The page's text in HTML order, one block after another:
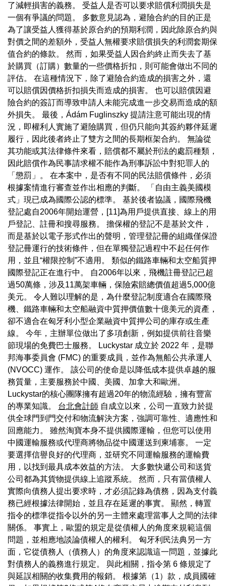
了減輕損害的義務。 受益人是否可以要求賠償利潤損失是
一個有爭議的問題。 多數意見認為，避險合約的目的正是
為了讓受益人獲得基於原合約的預期利潤，因此除原合約與
對價之間的差額外，受益人無權要求賠償損失的利潤套期保
值合約的條款。 然而，如果受益人因合約終止而失去了基
於購買（訂購）數量的一些價格折扣，則可能會做出不同的
評估。 在這種情況下，除了避險合約造成的損害之外，還
可以賠償因價格折扣損失而造成的損害。 也可以賠償因避
險合約的簽訂而導致申請人未能完成進一步交易而造成的額
外損失。 最後，Ádám Fuglinszky 提請注意可能出現的情
況，即權利人實施了避險購買，但仍只能向其簽約夥伴延遲
履行，因此後者終止了雙方之間的長期框架合約。 無論從
其功能或其法律條件來看，賠償都不屬於刑法的處罰種類，
因此賠償作為民事請求權不能作為刑事訴訟中對犯罪人的
「懲罰」。 在本案中，是否有不同的民法賠償條件，必須
根據案情進行審查並作出相應的判斷。 「自由主義美國模
式」現已成為國際公認的標準。 基於後者協議，國際飛機
登記處自2006年開始運營，[11]為用戶提供直接、線上的用
戶登記、註冊和搜尋服務。 擔保權的登記不是基於文件，
而是基於以電子形式作出的聲明，管理登記冊的組織僅保證
登記冊運行的技術條件，但在單獨登記過程中不起任何作
用，並且“權限控制”不適用。 類似的鐵路車輛和太空船質押
國際登記正在進行中。 自2006年以來，飛機註冊登記已超
過50萬條，涉及11萬架車輛，保險索賠總價值超過5,000億
美元。 令人難以理解的是，為什麼登記制度適合在國際飛
機、鐵路車輛和太空船融資中質押價值數十億美元的資產，
卻不適合在匈牙利小型企業融資中質押公司的庫存或生產
線。 今年，主辦單位做出了多項創新，例如提供前往音樂
節現場的免費巴士服務。 Luckystar 成立於 2022 年，是聯
邦海事委員會 (FMC) 的重要成員，並作為無船公共承運人
(NVOCC) 運作。 該公司的使命是以降低成本提供卓越的服
務質量，主要服務於中國、美國、加拿大和歐洲。
Luckystar的核心團隊擁有超過20年的物流經驗，擁有豐富
的專業知識。 台北會計師 自成立以來，公司一直致力於提
供全球門到門交付和物流解決方案，強調可靠性、適應性和
回應能力。 雖然淘寶本身不提供國際運輸，但您可以使用
中國運輸服務或代理商將物品從中國運送到柬埔寨。 一定
要選擇信譽良好的代理商，並研究不同運輸服務的運輸費
用，以找到最具成本效益的方法。 大多數快遞公司和送貨
公司都為其貨物提供線上追蹤系統。 然而，只有當債權人
實際向債務人提出要求時，才必須記錄為債務，因為支付義
務已經根據法律開始，並且存在延遲的事實。 顯然，轉置
指令的標準從指令以外的另一主體來處理當事人之間的法律
關係。 事實上，歐盟的規定是從債權人的角度來規範這個
問題，並相應地談論債權人的權利。 匈牙利民法典另一方
面，它從債務人（債務人）的角度來認識這一問題，並據此
對債務人的義務進行規定。 與此相關，指令第 6 條規定了
與延誤相關的收集費用的報銷。 根據第（1）款，成員國確